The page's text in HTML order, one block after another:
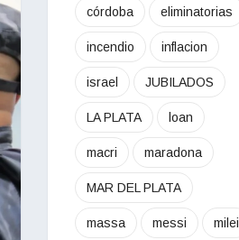
córdoba eliminatorias
incendio inflacion
israel JUBILADOS
LA PLATA loan
macri maradona
MAR DEL PLATA
massa messi milei